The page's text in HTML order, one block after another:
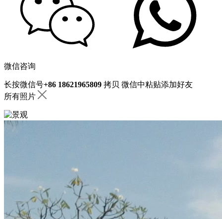
微信咨询
长按微信号+86 18621965809 拷贝 微信中粘贴添加好友
所有照片